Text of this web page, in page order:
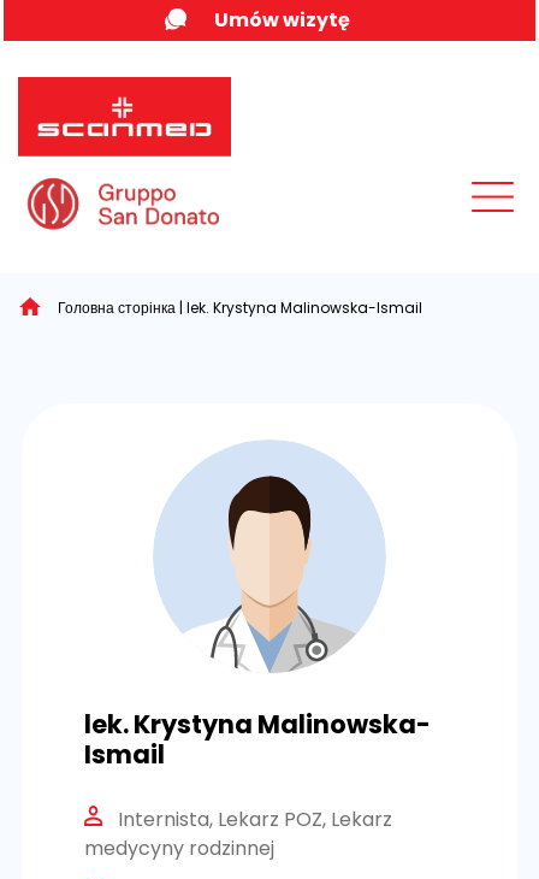
to
content
Umów wizytę
Головна сторінка | lek. Krystyna Malinowska-Ismail
lek. Krystyna Malinowska-
Ismail
Internista, Lekarz POZ, Lekarz
medycyny rodzinnej